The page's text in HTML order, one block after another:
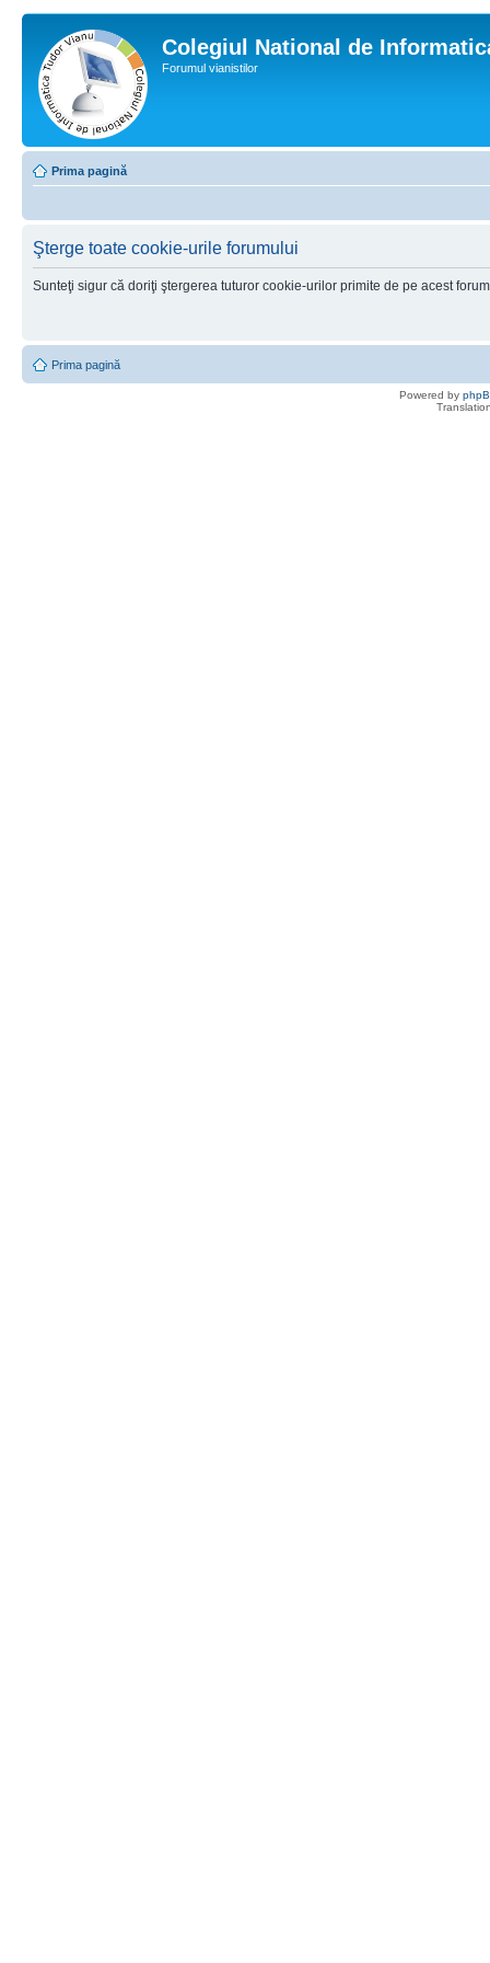
Colegiul National de
Forumul vianistilor
Prima pagină
Şterge toate cookie-urile forumului
Sunteţi sigur că doriţi ştergerea tuturor cookie-urilor primite de pe acest
Prima pagină
Powered by